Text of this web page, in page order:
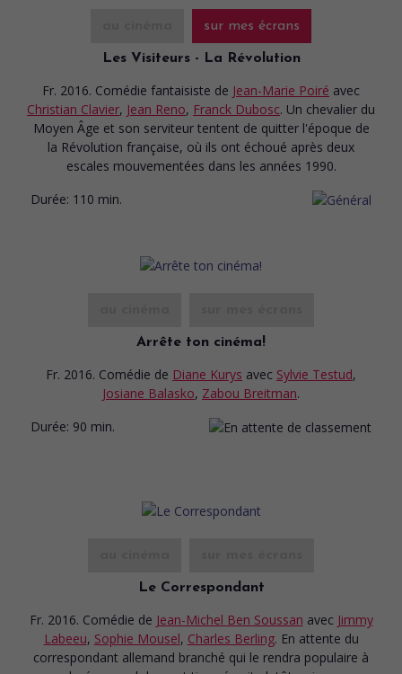
sur mes écrans
Les Visiteurs - La Révolution
Fr. 2016. Comédie fantaisiste de Jean-Marie Poiré avec
Christian Clavier, Jean Reno, Franck Dubosc. Un chevalier du
Moyen Âge et son serviteur tentent de quitter l'époque de
la Révolution française, où ils ont échoué après deux
escales mouvementées dans les années 1990.
Durée: 110 min.
Arrête ton cinéma!
Fr. 2016. Comédie de Diane Kurys avec Sylvie Testud,
Josiane Balasko, Zabou Breitman.
Durée: 90 min.
Le Correspondant
Fr. 2016. Comédie de Jean-Michel Ben Soussan avec Jimmy
Labeeu, Sophie Mousel, Charles Berling. En attente du
correspondant allemand branché qui le rendra populaire à